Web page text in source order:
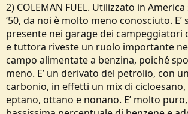
2) COLEMAN FUEL. Utilizzato in
‘50, da noi è molto meno conosciuto.
presente nei garage dei
e tuttora riveste un ruolo importante
campo alimentate a benzina, poiché
meno. E’ un derivato del petrolio, con
carbonio, in effetti un mix di
eptano, ottano e nonano. E’ molto